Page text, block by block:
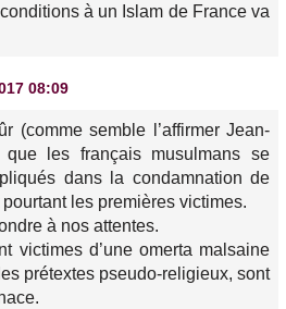
à un Islam de France va
08:09
(comme semble l’affirmer Jean-
que les français musulmans se
dans la condamnation de
pourtant les premières victimes.
à nos attentes.
victimes d’une omerta malsaine
prétextes pseudo-religieux, sont